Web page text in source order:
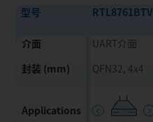
型号 RTL8761BTV
介面 UART介面
封装 (mm) QFN32, 4x4
Applications